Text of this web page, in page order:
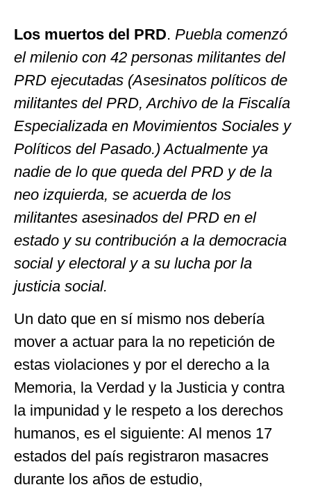
Los muertos del PRD. Puebla comenzó
el milenio con 42 personas militantes del
PRD ejecutadas (Asesinatos políticos de
militantes del PRD, Archivo de la Fiscalía
Especializada en Movimientos Sociales y
Políticos del Pasado.) Actualmente ya
nadie de lo que queda del PRD y de la
neo izquierda, se acuerda de los
militantes asesinados del PRD en el
estado y su contribución a la democracia
social y electoral y a su lucha por la
justicia social.
Un dato que en sí mismo nos debería
mover a actuar para la no repetición de
estas violaciones y por el derecho a la
Memoria, la Verdad y la Justicia y contra
la impunidad y le respeto a los derechos
humanos, es el siguiente: Al menos 17
estados del país registraron masacres
durante los años de estudio,